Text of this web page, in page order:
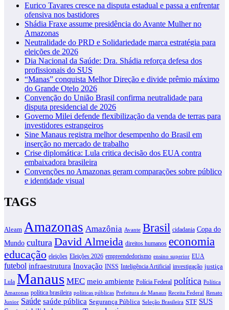
Eurico Tavares cresce na disputa estadual e passa a enfrentar
ofensiva nos bastidores
Shádia Fraxe assume presidência do Avante Mulher no
Amazonas
Neutralidade do PRD e Solidariedade marca estratégia para
eleições de 2026
Dia Nacional da Saúde: Dra. Shádia reforça defesa dos
profissionais do SUS
“Manas” conquista Melhor Direção e divide prêmio máximo
do Grande Otelo 2026
Convenção do União Brasil confirma neutralidade para
disputa presidencial de 2026
Governo Milei defende flexibilização da venda de terras para
investidores estrangeiros
Sine Manaus registra melhor desempenho do Brasil em
inserção no mercado de trabalho
Crise diplomática: Lula critica decisão dos EUA contra
embaixadora brasileira
Convenções no Amazonas geram comparações sobre público
e identidade visual
TAGS
Aleam Amazonas Amazônia Avante Brasil cidadania Copa do
Mundo cultura David Almeida direitos humanos economia
educação eleições Eleições 2026 empreendedorismo ensino superior EUA
futebol infraestrutura Inovação INSS Inteligência Artificial investigação justiça
Lula Manaus MEC meio ambiente Polícia Federal política Política
Amazonas política brasileira políticas públicas Prefeitura de Manaus Receita Federal Renato
Junior Saúde saúde pública Segurança Pública Seleção Brasileira STF SUS